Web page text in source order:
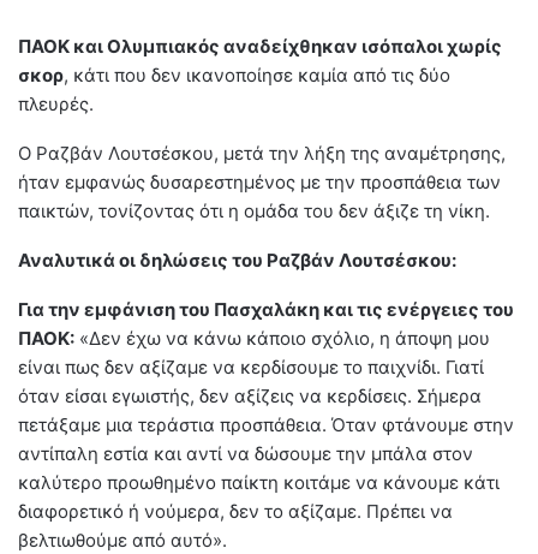
ΠΑΟΚ και Ολυμπιακός αναδείχθηκαν ισόπαλοι χωρίς
σκορ, κάτι που δεν ικανοποίησε καμία από τις δύο
πλευρές.
Ο Ραζβάν Λουτσέσκου, μετά την λήξη της αναμέτρησης,
ήταν εμφανώς δυσαρεστημένος με την προσπάθεια των
παικτών, τονίζοντας ότι η ομάδα του δεν άξιζε τη νίκη.
Αναλυτικά οι δηλώσεις του Ραζβάν Λουτσέσκου:
Για την εμφάνιση του Πασχαλάκη και τις ενέργειες του
ΠΑΟΚ: «Δεν έχω να κάνω κάποιο σχόλιο, η άποψη μου
είναι πως δεν αξίζαμε να κερδίσουμε το παιχνίδι. Γιατί
όταν είσαι εγωιστής, δεν αξίζεις να κερδίσεις. Σήμερα
πετάξαμε μια τεράστια προσπάθεια. Όταν φτάνουμε στην
αντίπαλη εστία και αντί να δώσουμε την μπάλα στον
καλύτερο προωθημένο παίκτη κοιτάμε να κάνουμε κάτι
διαφορετικό ή νούμερα, δεν το αξίζαμε. Πρέπει να
βελτιωθούμε από αυτό».